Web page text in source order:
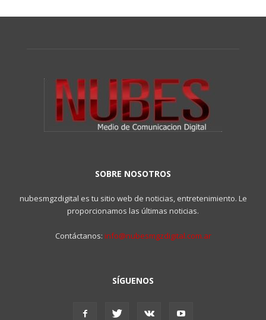
SOBRE NOSOTROS
nubesmgzdigital es tu sitio web de noticias, entretenimiento. Le
proporcionamos las últimas noticias.
Contáctanos: info@nubesmgzdigital.com.ar
SÍGUENOS